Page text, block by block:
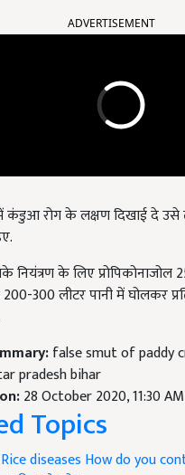
ADVERTISEMENT
कंडुआ रोग के लक्षण दिखाई दे
नियंत्रण के लिए प्रोपिकोनाजोल
200-300 लीटर पानी में घोलकर
false smut of paddy
pradesh bihar
28 October 2020, 11:30
Topics
Rice diseases How do you